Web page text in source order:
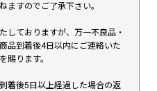
ますのでご了承下さい。
しておりますが、万一不良品・
品到着後4日以内にご連絡いた
賜ります。
着後5日以上経過した場合の返